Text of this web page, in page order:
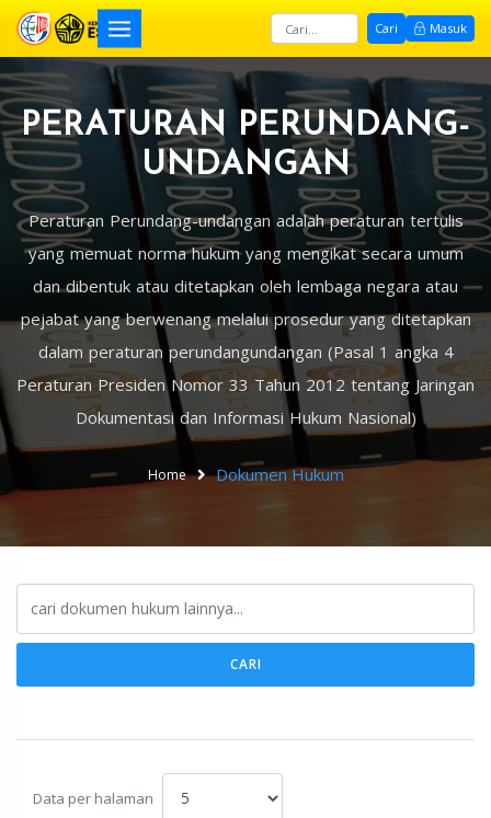
Cari Masuk
PERATURAN PERUNDANG-
UNDANGAN
Peraturan Perundang-undangan adalah peraturan tertulis
yang memuat norma hukum yang mengikat secara umum
dan dibentuk atau ditetapkan oleh lembaga negara atau
pejabat yang berwenang melalui prosedur yang ditetapkan
dalam peraturan perundangundangan (Pasal 1 angka 4
Peraturan Presiden Nomor 33 Tahun 2012 tentang Jaringan
Dokumentasi dan Informasi Hukum Nasional)
Home Dokumen Hukum
CARI
Data per halaman